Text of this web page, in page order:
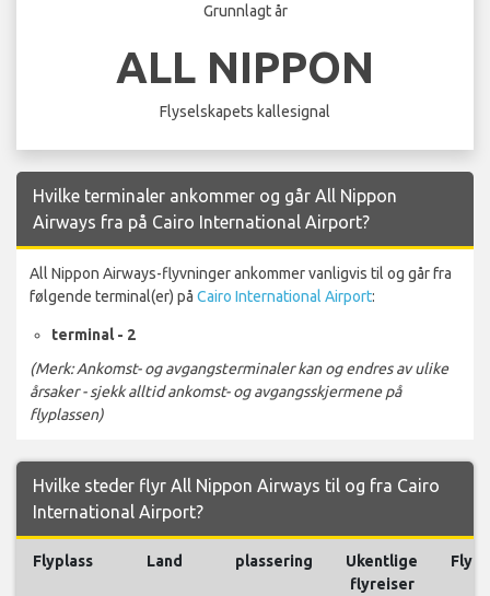
Grunnlagt år
ALL NIPPON
Flyselskapets kallesignal
Hvilke terminaler ankommer og går All Nippon
Airways fra på Cairo International Airport?
All Nippon Airways-flyvninger ankommer vanligvis til og går fra
følgende terminal(er) på Cairo International Airport:
terminal - 2
(Merk: Ankomst- og avgangsterminaler kan og endres av ulike
årsaker - sjekk alltid ankomst- og avgangsskjermene på
flyplassen)
Hvilke steder flyr All Nippon Airways til og fra Cairo
International Airport?
Flyplass Land plassering
Ukentlige
flyreiser